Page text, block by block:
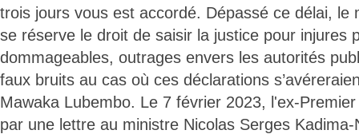
trois jours vous est accordé. Dépassé ce délai, le
se réserve le droit de saisir la justice pour injures
dommageables, outrages envers les autorités
faux bruits au cas où ces déclarations
Mawaka Lubembo. Le 7 février 2023, l'ex-
par une lettre au ministre Nicolas Serges